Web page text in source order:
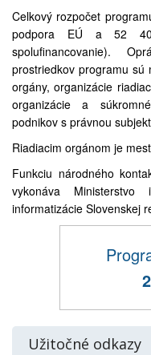
Celkový rozpočet
podpora EÚ a 52
spolufinancovanie).
prostriedkov programu sú
orgány, organizácie
organizácie a
podnikov s právnou
Riadiacim orgánom je
Funkciu národného
vykonáva
informatizácie Slovenskej
Užitočné odkazy